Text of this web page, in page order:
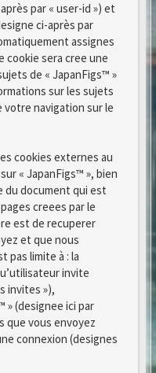
par « user-id ») et
ci-après par
assignes
cookie sera cree une
de « JapanFigs™ »
sur les sujets
votre navigation sur le
cookies externes au
« JapanFigs™ », bien
du document qui est
creees par le
est de recuperer
et que nous
pas limite à : la
invite
invites »),
» (designee ici par
que vous envoyez
connexion (designes